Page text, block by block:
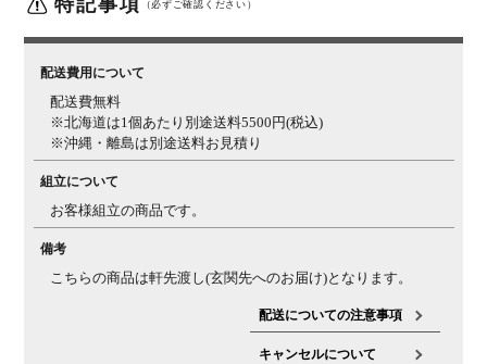
梱包サイズ 幅860×奥行860×高さ130mm
梱包重量
備考 脚裏 / 傷防止用フェルト付き
ご注意
商品ページの写真と異なる場合がございますので、予め
■チェア■ ■詳細■
外寸 / 幅460×奥行550×高さ810mm座面高さ / 450mm
（必ずご確認ください）
配送費用について
配送費無料
※北海道は1個あたり別途送料5500円(税込)
※沖縄・離島は別途送料お見積り
組立について
お客様組立の商品です。
備考
こちらの商品は軒先渡し(玄関先へのお届け)となります。
配送についての注意事項
キャンセルについて